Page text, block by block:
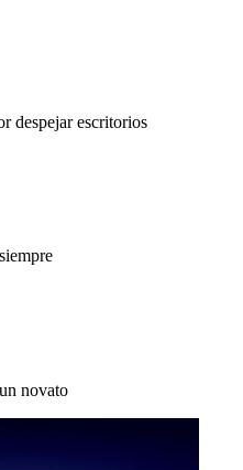
despejar escritorios
novato